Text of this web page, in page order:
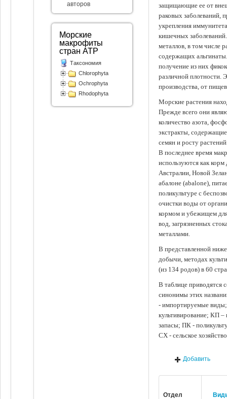
защищающие ее от
раковых заболеваний,
укрепления
кишечных
металлов, в том числе
содержащих
получение из них
различной плотности.
производства, от
Морские растения
Прежде всего они
количество азота,
экстракты,
семян и росту
В последнее время
используются как
Австралии, Новой
абалоне (abalone),
поликультуре с
очистки воды от
кормом и убежищем
вод, загрязненных
металлами.
В представленной
добычи, методах
(из 134 родов) в 60
В таблице приводятся
синонимы этих
- импортируемые
культивирование; КП
запасы; ПК -
СХ - сельское
Добавить
Отдел
авторов
Морские
макрофиты
стран АТР
Таксономия
Chlorophyta
Ochrophyta
Rhodophyta